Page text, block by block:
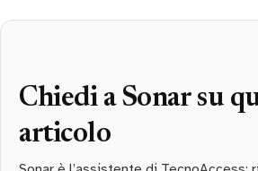
Chiedi a Sonar su
articolo